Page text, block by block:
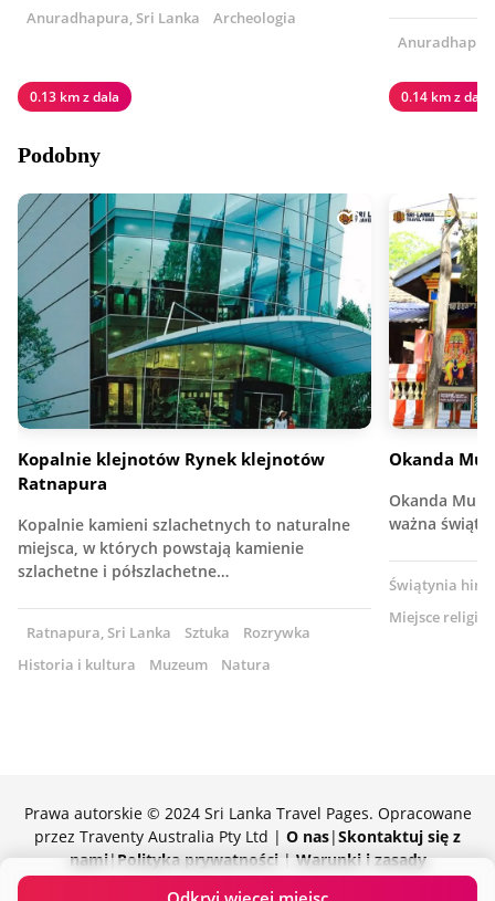
Anuradhapura, Sri Lanka Archeologia
0.13 km z dala 0.14 km z dala
Podobny
Kopalnie klejnotów Rynek klejnotów
Ratnapura
Kopalnie kamieni szlachetnych to naturalne
miejsca, w których powstają kamienie
szlachetne i półszlachetne…
Ratnapura, Sri Lanka Sztuka
Rozrywka
Historia i kultura
Muzeum Natura
Okanda
Okanda
ważna
Świątynia
Miejsce
Prawa autorskie © 2024 Sri Lanka Travel Pages. Opracowane
przez Traventy Australia Pty Ltd | O nas|Skontaktuj się z
nami| Polityka prywatności| Warunki i zasady
Z dumą wspierane przez Traventy